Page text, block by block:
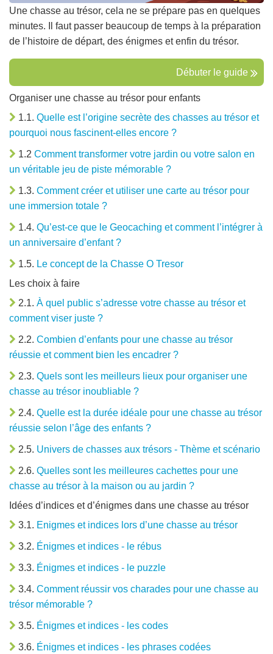
Une chasse au trésor, cela ne se prépare pas en quelques
minutes. Il faut passer beaucoup de temps à la préparation
de l’histoire de départ, des énigmes et enfin du trésor.
Débuter le guide
Organiser une chasse au trésor pour enfants
1.1. Quelle est l’origine secrète des chasses au trésor et
pourquoi nous fascinent-elles encore ?
1.2 Comment transformer votre jardin ou votre salon en
un véritable jeu de piste mémorable ?
1.3. Comment créer et utiliser une carte au trésor pour
une immersion totale ?
1.4. Qu’est-ce que le Geocaching et comment l’intégrer à
un anniversaire d’enfant ?
1.5. Le concept de la Chasse O Tresor
Les choix à faire
2.1. À quel public s’adresse votre chasse au trésor et
comment viser juste ?
2.2. Combien d’enfants pour une chasse au trésor
réussie et comment bien les encadrer ?
2.3. Quels sont les meilleurs lieux pour organiser une
chasse au trésor inoubliable ?
2.4. Quelle est la durée idéale pour une chasse au trésor
réussie selon l’âge des enfants ?
2.5. Univers de chasses aux trésors - Thème et scénario
2.6. Quelles sont les meilleures cachettes pour une
chasse au trésor à la maison ou au jardin ?
Idées d’indices et d’énigmes dans une chasse au trésor
3.1. Enigmes et indices lors d’une chasse au trésor
3.2. Énigmes et indices - le rébus
3.3. Énigmes et indices - le puzzle
3.4. Comment réussir vos charades pour une chasse au
trésor mémorable ?
3.5. Énigmes et indices - les codes
3.6. Énigmes et indices - les phrases codées